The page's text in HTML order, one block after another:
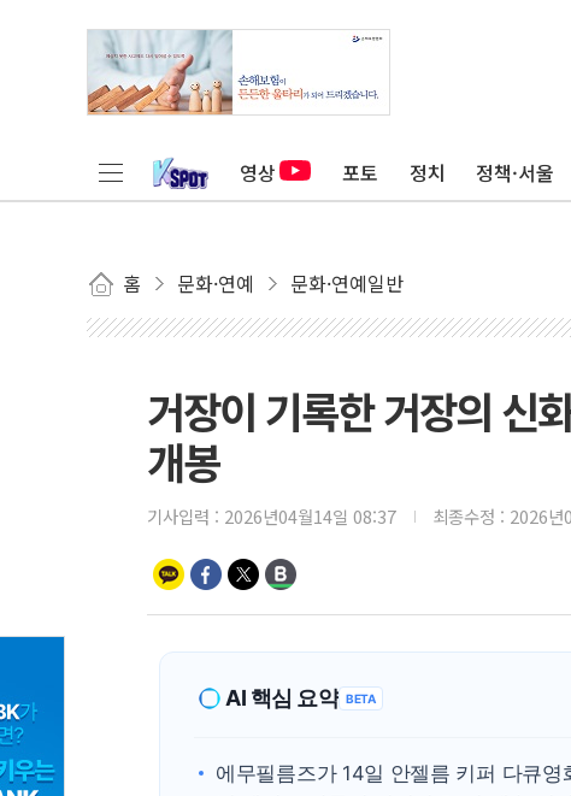
영상 포토 정치 정책·서울
홈 문화·연예 문화·연예일반
거장이 기록한 거장의 신
개봉
기사입력 : 2026년04월14일 08:37 최종수정 : 2026년
AI 핵심 요약 BETA
에무필름즈가 14일 안젤름 키퍼 다큐